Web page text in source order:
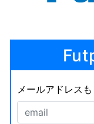
メールアドレス